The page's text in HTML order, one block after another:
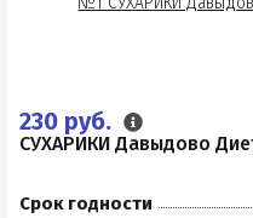
230 руб.
СУХАРИКИ Давыдово
Срок годности